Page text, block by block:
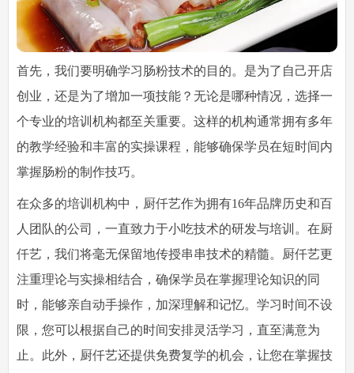
首先，我们要明确学习肠粉技术的目的。是为了自己开店
创业，还是为了增加一项技能？无论是哪种情况，选择一
个专业的培训机构都至关重要。这样的机构通常拥有多年
的教学经验和丰富的实操课程，能够确保学员在短时间内
掌握肠粉的制作技巧。
在众多的培训机构中，厨仟艺作为拥有16年品牌历史和百
人团队的公司，一直致力于小吃技术的研发与培训。在厨
仟艺，我们将毫无保留地传授串串技术的精髓。厨仟艺更
注重理论与实操相结合，确保学员在掌握理论知识的同
时，能够亲自动手操作，加深理解和记忆。学习时间不设
限，您可以根据自己的时间安排灵活学习，直至满意为
止。此外，厨仟艺还提供免费复学的机会，让您在掌握技